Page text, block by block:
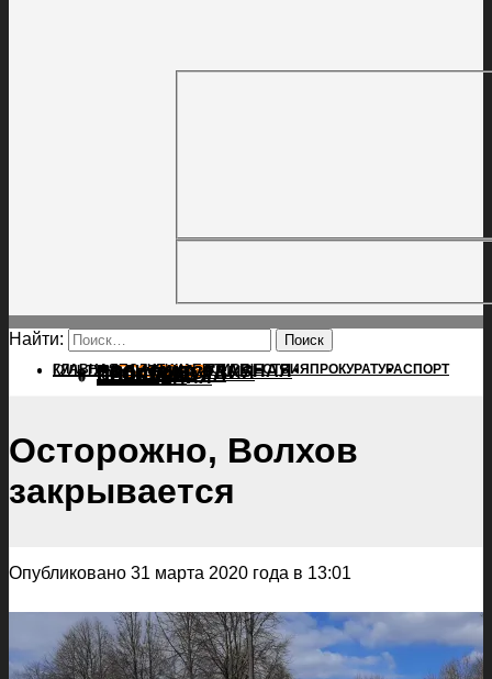
Найти:
ГЛАВНАЯПОЛИТИКАПРОИСШЕСТВИЯ ПРОКУРАТУРАСПОРТ
КУЛЬТУРАПОСЕЛЕНИЯГЛАВНАЯ
ПОЛИТИКА
ПРОИСШЕСТВИЯ
ПРОКУРАТУРА
СПОРТ
КУЛЬТУРА
ПОСЕЛЕНИЯ
Осторожно, Волхов
закрывается
Опубликовано 31 марта 2020 года в 13:01